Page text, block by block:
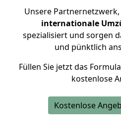
Unsere
internationale
spezialisiert und sorgen
und pünktlich
Füllen Sie jetzt das
kostenlose
Kostenlose